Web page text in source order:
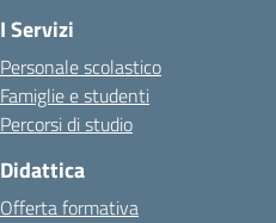
I Servizi
Personale scolastico
Famiglie e studenti
Percorsi di studio
Didattica
Offerta formativa